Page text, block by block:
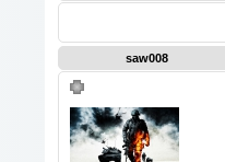
saw008